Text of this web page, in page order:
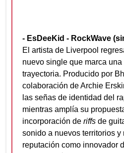
- EsDeeKid - RockWave
El artista de Liverpool
nuevo single que marca
trayectoria. Producido por
colaboración de Archie
las señas de identidad del
mientras amplía su
incorporación de riffs de
sonido a nuevos territorios y
reputación como innovador